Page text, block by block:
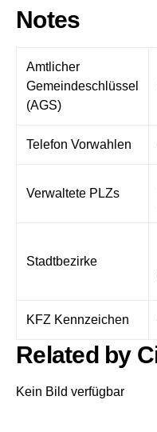
Notes
Amtlicher
Gemeindeschlüssel
(AGS)
Telefon Vorwahlen
Verwaltete PLZs
Stadtbezirke
KFZ Kennzeichen
Related by
Kein Bild verfügbar